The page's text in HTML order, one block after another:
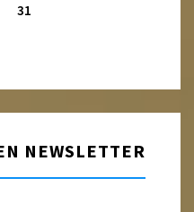
31
NEWSLETTER